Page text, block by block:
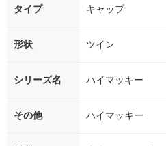
タイプ キャップ
形状 ツイン
シリーズ名 ハイマッキー
その他 ハイマッキー